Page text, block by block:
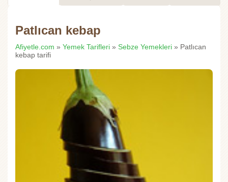
Patlıcan kebap
Afiyetle.com » Yemek Tarifleri » Sebze Yemekleri » Patlıcan
kebap tarifi